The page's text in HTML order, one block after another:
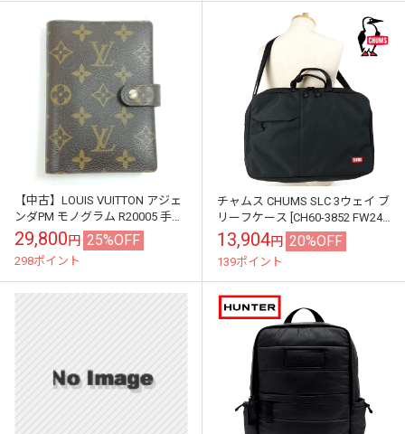
【中古】LOUIS VUITTON アジェ
ンダPM モノグラム R20005 手帳
カバー
29,800円 25%OFF
298ポイント
チャムス CHUMS SLC 3ウェイ ブ
リーフケース [CH60-3852 FW24]
SLC 3Way Briefcase メ...
13,904円 20%OFF
139ポイント